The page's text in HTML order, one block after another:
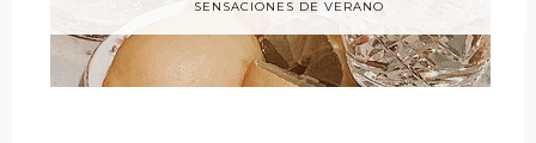
SENSACIONES DE VERANO